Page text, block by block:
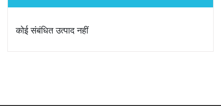
कोई संबंधित उत्पाद नहीं